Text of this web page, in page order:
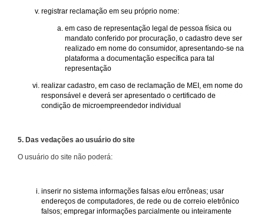
registrar reclamação em seu próprio nome:
em caso de representação legal de pessoa física ou
mandato conferido por procuração, o cadastro deve ser
realizado em nome do consumidor, apresentando-se na
plataforma a documentação específica para tal
representação
realizar cadastro, em caso de reclamação de MEI, em nome do
responsável e deverá ser apresentado o certificado de
condição de microempreendedor individual
5. Das vedações ao usuário do site
O usuário do site não poderá:
inserir no sistema informações falsas e/ou errôneas; usar
endereços de computadores, de rede ou de correio eletrônico
falsos; empregar informações parcialmente ou inteiramente